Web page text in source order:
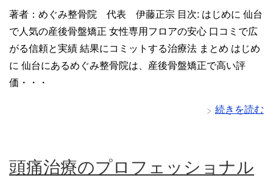
著者：めぐみ整骨院 代表 伊藤正宗 目次: はじめに 仙台
で人気の産後骨盤矯正 女性専用フロアの安心 口コミで広
がる信頼と実績 結果にコミットする治療法 まとめ はじめ
に 仙台にあるめぐみ整骨院は、産後骨盤矯正で高い評
価・・・
続きを読む
頭痛治療のプロフェッショナル